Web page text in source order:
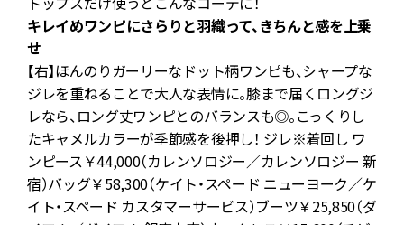
キレイめワンピにさらりと羽織って、きちんと感を上乗
せ
【右】ほんのりガーリーなドット柄ワンピも、シャープな
ジレを重ねることで大人な表情に。膝まで届くロングジ
レなら、ロング丈ワンピとのバランスも◎。こっくりし
たキャメルカラーが季節感を後押し！ ジレ※着回し ワ
ンピース￥44,000（カレンソロジー／カレンソロジー 新
宿）バッグ￥58,300（ケイト・スペード ニューヨーク／ケ
イト・スペード カスタマーサービス）ブーツ￥25,850（ダ